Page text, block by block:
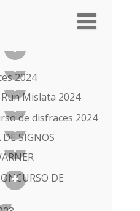
2024
2024
COLOR RUN
2024
CONCURSO DE
2024
DE SIGNOS
WARNER
DE
2023